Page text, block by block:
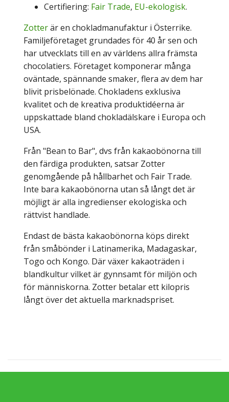
Certifiering: Fair Trade, EU-ekologisk.
Zotterär en chokladmanufaktur i Österrike.
Familjeföretaget grundades för 40 år sen och
har utvecklats till en av världens allra främsta
chocolatiers. Företaget komponerar många
oväntade, spännande smaker, flera av dem har
blivit prisbelönade. Chokladens exklusiva
kvalitet och de kreativa produktidéerna är
uppskattade bland chokladälskare i Europa och
USA.
Från "Bean to Bar", dvs från kakaobönorna till
den färdiga produkten, satsar Zotter
genomgående på hållbarhet och Fair Trade.
Inte bara kakaobönorna utan så långt det är
möjligt är alla ingredienser ekologiska och
rättvist handlade.
Endast de bästa kakaobönorna köps direkt
från småbönder i Latinamerika, Madagaskar,
Togo och Kongo. Där växer kakaoträden i
blandkultur vilket är gynnsamt för miljön och
för människorna. Zotter betalar ett kilopris
långt över det aktuella marknadspriset.